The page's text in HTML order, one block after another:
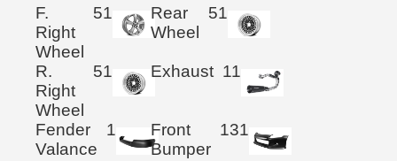
F.
Right
Wheel
51
Rear
Wheel
51
R.
Right
Wheel
51 Exhaust 11
Fender
Valance
1
Front
Bumper
131